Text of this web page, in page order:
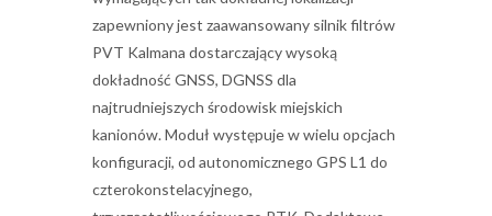
zapewniony jest zaawansowany silnik filtrów
PVT Kalmana dostarczający wysoką
dokładność GNSS, DGNSS dla
najtrudniejszych środowisk miejskich
kanionów. Moduł występuje w wielu opcjach
konfiguracji, od autonomicznego GPS L1 do
czterokonstelacyjnego,